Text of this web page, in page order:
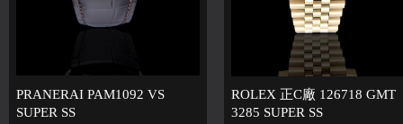
PRANERAI PAM1092 VS
SUPER SS
ROLEX 正C廠 126718 GMT
3285 SUPER SS